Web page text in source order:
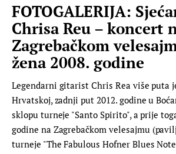
FOTOGALERIJA:
Chrisa Reu – koncert
Zagrebačkom
žena 2008. godine
Legendarni gitarist Chris Rea više puta
Hrvatskoj, zadnji put 2012. godine u
sklopu turneje "Santo Spirito", a prije
godine na Zagrebačkom velesajmu
turneje "The Fabulous Hofner Blues